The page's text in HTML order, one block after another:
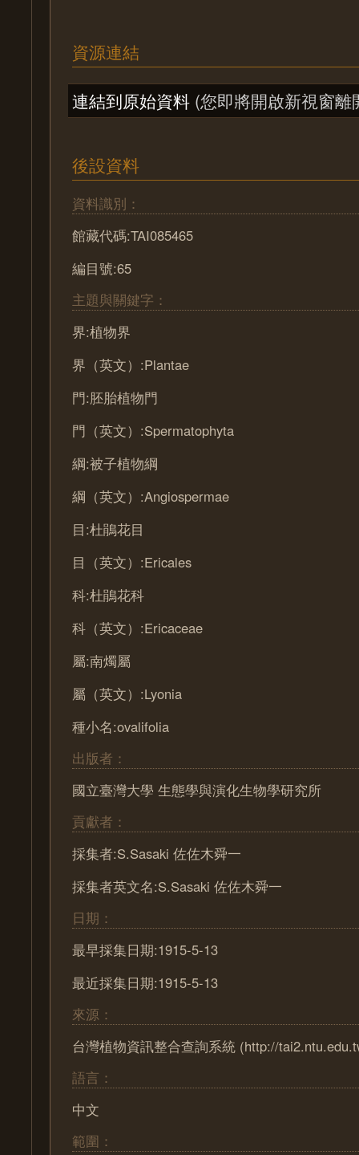
資源連結
連結到原始資料 (您即將開啟新視窗離
後設資料
資料識別：
館藏代碼:TAI085465
編目號:65
主題與關鍵字：
界:植物界
界（英文）:Plantae
門:胚胎植物門
門（英文）:Spermatophyta
綱:被子植物綱
綱（英文）:Angiospermae
目:杜鵑花目
目（英文）:Ericales
科:杜鵑花科
科（英文）:Ericaceae
屬:南燭屬
屬（英文）:Lyonia
種小名:ovalifolia
出版者：
國立臺灣大學 生態學與演化生物學研究所
貢獻者：
採集者:S.Sasaki 佐佐木舜一
採集者英文名:S.Sasaki 佐佐木舜一
日期：
最早採集日期:1915-5-13
最近採集日期:1915-5-13
來源：
台灣植物資訊整合查詢系統 (http://
語言：
中文
範圍：